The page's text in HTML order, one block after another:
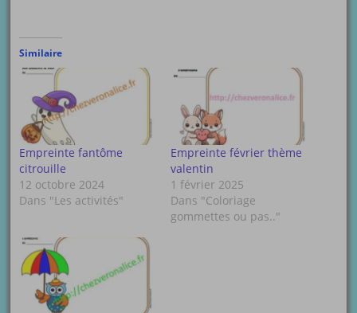
Similaire
Empreinte fantôme
citrouille
12 octobre 2024
Dans "Les activités"
Empreinte février thème
valentin
1 février 2025
Dans "Coloriage
gommettes ou pas.."